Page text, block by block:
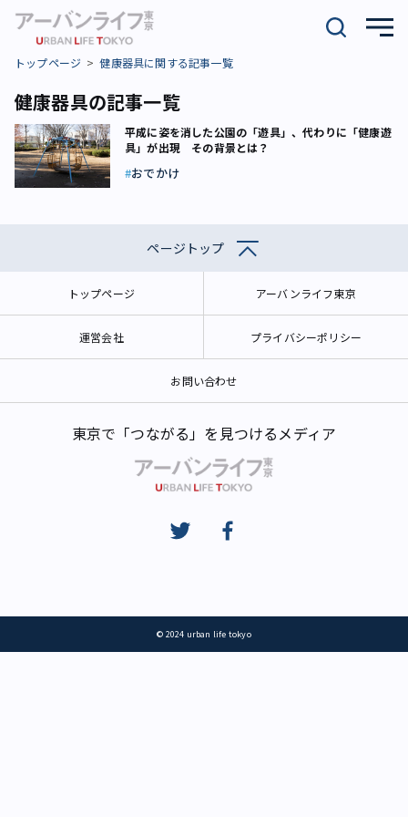
トップページ 健康器具に関する記事一覧
健康器具の記事一覧
平成に姿を消した公園の「遊具」、代わりに「健康遊
具」が出現 その背景とは？
おでかけ
ページトップ
トップページ アーバンライフ東京
運営会社 プライバシーポリシー
お問い合わせ
東京で「つながる」を見つけるメディア
© 2024 urban life tokyo